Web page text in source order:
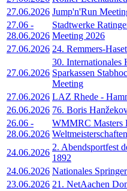
27.06.2026 Jump'n'Run
27.06 -
28.06.2026
Stadtwerke
Meeting 2026
27.06.2026 24. Remmers-
27.06.2026
30. Internationales
Sparkassen
Meeting
27.06.2026 LAZ Rhede -
26.06.2026 76. Boris
26.06 -
28.06.2026
WMMRC Masters
Weltmeisterschaften
24.06.2026
2. Abendsportfest
1892
24.06.2026 Nationales
23.06.2026 21. NetAachen